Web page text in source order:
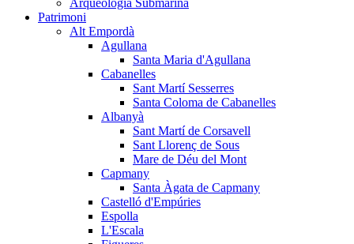
Arqueologia Submarina
Patrimoni
Alt Empordà
Agullana
Santa Maria d'Agullana
Cabanelles
Sant Martí Sesserres
Santa Coloma de Cabanelles
Albanyà
Sant Martí de Corsavell
Sant Llorenç de Sous
Mare de Déu del Mont
Capmany
Santa Àgata de Capmany
Castelló d'Empúries
Espolla
L'Escala